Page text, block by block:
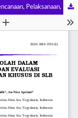
Implementasi Kebijakan Sekolah Dalam Perencanaan, Pelaksanaan, Dan Evaluasi Pembelajaran Anak Berkebutuhan Khusus Di SLB Pamardi Putra